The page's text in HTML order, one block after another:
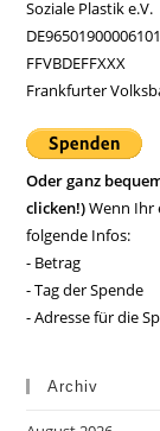
Soziale Plastik e.V.
FFVBDEFFXXX
Frankfurter
Oder ganz
clicken!)Wenn Ihr
folgende Infos:
- Betrag
- Tag der Spende
- Adresse für die
Archiv